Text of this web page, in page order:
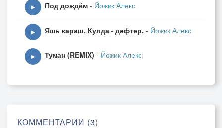
Ты растворишься под дождём,
но не угаснет образ милый.
а ты, и часа не любила.
▶ Под дождём - Йожик Алекс
▶ Яшь караш. Кулда - дәфтәр. - Йожик Алекс
▶ Туман (REMIX) - Йожик Алекс
КОММЕНТАРИИ (3)